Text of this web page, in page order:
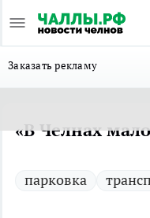
Заказать рекламу
«В Челнах
парковка